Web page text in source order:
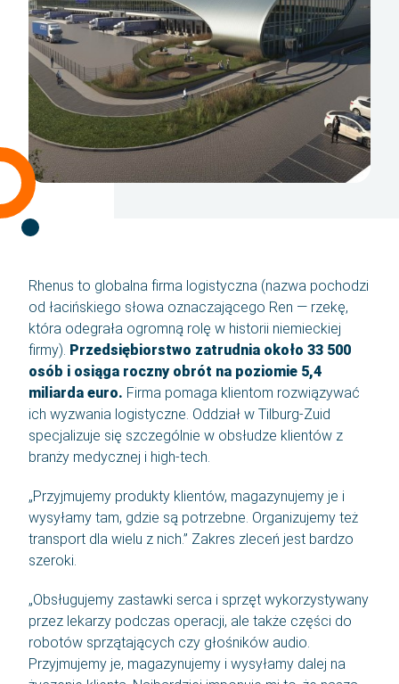
Rhenus to globalna firma logistyczna (nazwa pochodzi
od łacińskiego słowa oznaczającego Ren — rzekę,
która odegrała ogromną rolę w historii niemieckiej
firmy). Przedsiębiorstwo zatrudnia około 33 500
osób i osiąga roczny obrót na poziomie 5,4
miliarda euro. Firma pomaga klientom rozwiązywać
ich wyzwania logistyczne. Oddział w Tilburg-Zuid
specjalizuje się szczególnie w obsłudze klientów z
branży medycznej i high-tech.
„Przyjmujemy produkty klientów, magazynujemy je i
wysyłamy tam, gdzie są potrzebne. Organizujemy też
transport dla wielu z nich.” Zakres zleceń jest bardzo
szeroki.
„Obsługujemy zastawki serca i sprzęt wykorzystywany
przez lekarzy podczas operacji, ale także części do
robotów sprzątających czy głośników audio.
Przyjmujemy je, magazynujemy i wysyłamy dalej na